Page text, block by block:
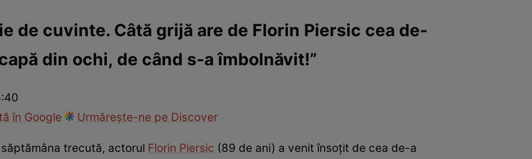
Paparazzii Click!
de cuvinte. Câtă grijă are de Florin Piersic cea de-
din ochi, de când s-a îmbolnăvit!”
în Google
Urmărește-ne pe Discover
trecută, actorul Florin Piersic (89 de ani) a venit însoțit de cea de-a